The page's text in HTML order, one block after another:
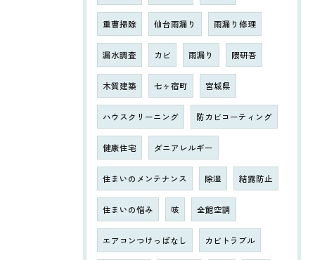
重曹掃除 仙台雨漏り 雨漏り修理
漏水調査 カビ 雨漏り 隈研吾
木質建築 七ヶ宿町 宮城県
ハウスクリーニング 防カビコーティング
健康住宅 ダニアレルギー
住まいのメンテナンス 除湿 結露防止
住まいの悩み 咳 全館空調
エアコンつけっぱなし カビトラブル